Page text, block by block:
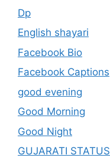
Dp
English shayari
Facebook Bio
Facebook Captions
good evening
Good Morning
Good Night
GUJARATI STATUS